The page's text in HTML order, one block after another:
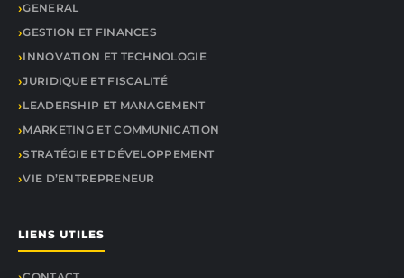
GENERAL
GESTION ET FINANCES
INNOVATION ET TECHNOLOGIE
JURIDIQUE ET FISCALITÉ
LEADERSHIP ET MANAGEMENT
MARKETING ET COMMUNICATION
STRATÉGIE ET DÉVELOPPEMENT
VIE D’ENTREPRENEUR
LIENS UTILES